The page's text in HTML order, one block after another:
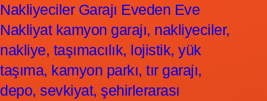
Nakliyeciler Garajı Eveden Eve
Nakliyat kamyon garajı, nakliyeciler,
nakliye, taşımacılık, lojistik, yük
taşıma, kamyon parkı, tır garajı,
depo, sevkiyat, şehirlerarası